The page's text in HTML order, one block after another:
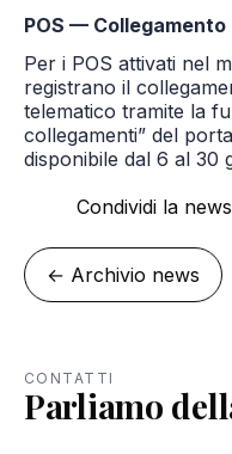
POS —
Per i POS attivati nel
registrano il
telematico tramite la
collegamenti” del
disponibile dal 6 al 30
Condividi la
← Archivio news
CONTATTI
Parliamo